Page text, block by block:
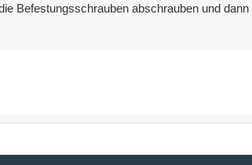
Befestungsschrauben abschrauben und